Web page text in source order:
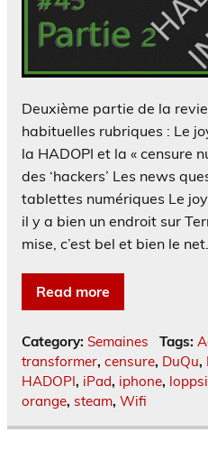
Deuxième partie de la
habituelles rubriques : Le
la HADOPI et la « censure
des ‘hackers’ Les news
tablettes numériques Le
il y a bien un endroit sur
mise, c’est bel et bien le
Read more
Category: Semaines Tags:
transformer, censure, DuQu,
HADOPI, iPad, iphone, loppsi
orange, steam, Wifi